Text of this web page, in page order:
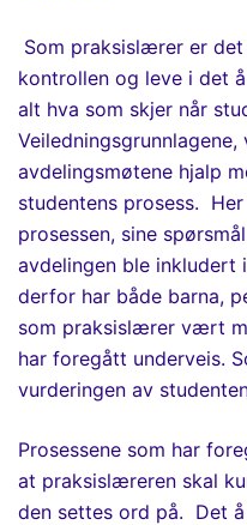
Som praksislærer er
kontrollen og leve i det
alt hva som skjer når
avdelingsmøtene hjalp
studentens prosess.
prosessen, sine
avdelingen ble inkludert
derfor har både barna,
som praksislærer vært
har foregått underveis.
vurderingen av
Prosessene som har
at praksislæreren skal
den settes ord på. Det